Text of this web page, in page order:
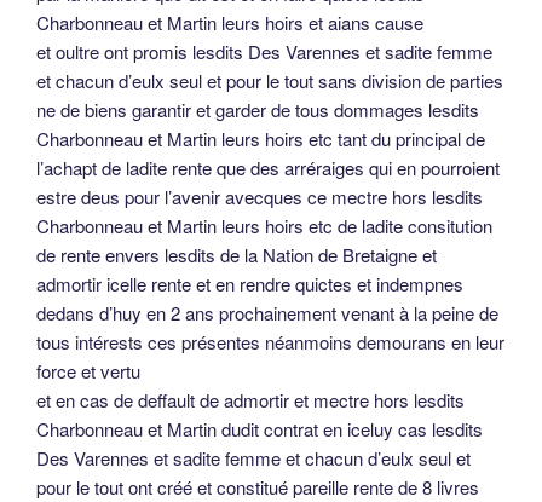
Charbonneau et Martin leurs hoirs et aians cause
et oultre ont promis lesdits Des Varennes et sadite femme
et chacun d’eulx seul et pour le tout sans division de parties
ne de biens garantir et garder de tous dommages lesdits
Charbonneau et Martin leurs hoirs etc tant du principal de
l’achapt de ladite rente que des arréraiges qui en pourroient
estre deus pour l’avenir avecques ce mectre hors lesdits
Charbonneau et Martin leurs hoirs etc de ladite consitution
de rente envers lesdits de la Nation de Bretaigne et
admortir icelle rente et en rendre quictes et indempnes
dedans d’huy en 2 ans prochainement venant à la peine de
tous intérests ces présentes néanmoins demourans en leur
force et vertu
et en cas de deffault de admortir et mectre hors lesdits
Charbonneau et Martin dudit contrat en iceluy cas lesdits
Des Varennes et sadite femme et chacun d’eulx seul et
pour le tout ont créé et constitué pareille rente de 8 livres